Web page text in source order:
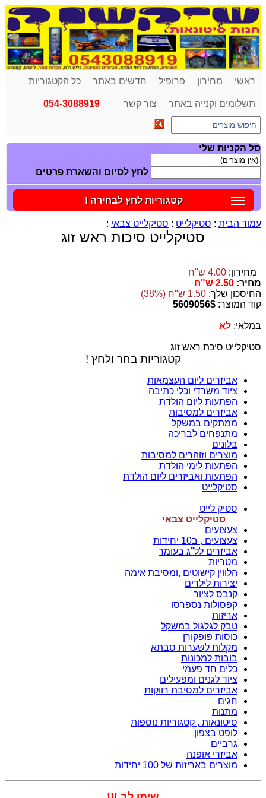
ראשי מחירון פרופיל חדשים באתר כל הקטגוריות
תשלומים וקנייה באתר צור קשר 054-3088919
סל הקניות שלי
לחץ לסיום והשארת פרטים
קטגוריות לחץ לבחירה !
עמוד הבית : סטיקלייט : סטיקלייט צבאי :
סטיקלייט סיכות ראש זוג
מחירון: 4.00 ש"ח
מחיר: 2.50 ש"ח
החיסכון שלך: 1.50 ש"ח (38%)
קוד המוצר: 5609056$
במלאי: לא
סטיקלייט סיכת ראש זוג
קטגוריות בחר ולחץ !
אביזרים ליום העצמאות
ציוד משרדי וכלי כתיבה
הפתעות ליום הולדת
אביזרים למסיבות
ממתקים במשקל
מתנפחים לבריכה
בלונים
מוצרים וזוהרים למסיבות
הפתעות לימי הולדת
הפתעות ואביזרים ליום הולדת
סטיקלייט
סטיק לייט
סטיקלייט צבאי
צעצועים
צעצועים , ב10 יחידות
אביזרים לל"ג בעומר
מטריות
הלווין קישוטים ,ומסיבת אימה
יצירות לילדים
קנבס לציור
קפסולות נספרסו
אריזות
טבק לגלגול במשקל
כוסות פופקורן
מקלות לשערות סבתא
בובות למכונות
כלים חד פעמי
ציוד לגנים ומפעילים
אביזרים למסיבת רווקות
חגים
מתנות
סיטונאות , קטגוריות נוספות
לופט בצפון
גרביים
אביזרי אופנה
מוצרים באריזות של 100 יחידות